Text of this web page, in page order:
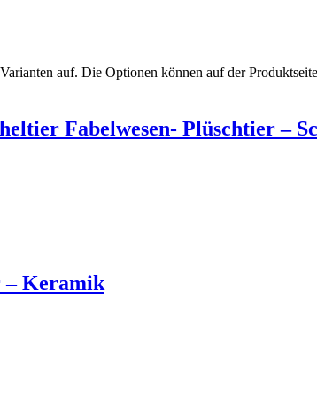
auf. Die Optionen können auf der
Fabelwesen- Plüschtier –
– Keramik